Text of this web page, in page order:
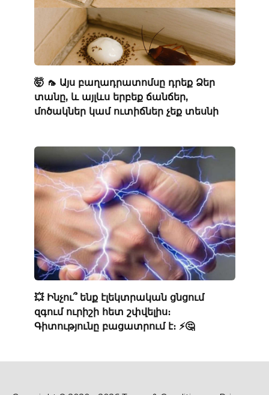
🤯 🦟 Այս բաղադրատոմսը դրեք Ձեր
տանը, և այլևս երբեք ճանճեր,
մոծակներ կամ ուտիճներ չեք տեսնի
💥 Ինչու՞ ենք էլեկտրական ցնցում
զգում ուրիշի հետ շփվելիս։
Գիտությունը բացատրում է։ ⚡️🤔